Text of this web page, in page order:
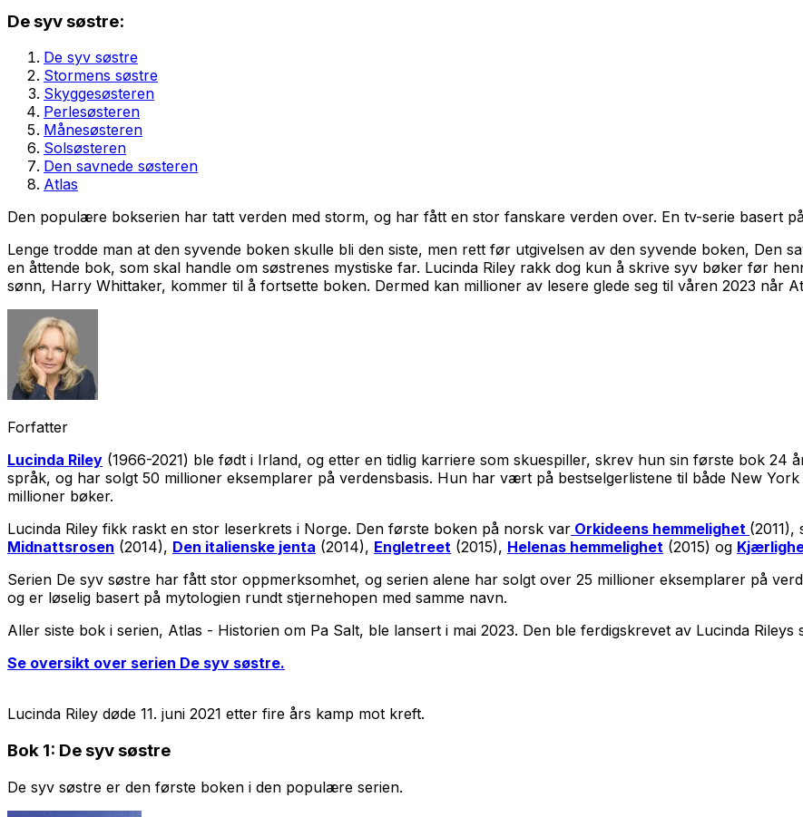
De syv søstre:
De syv søstre
Stormens søstre
Skyggesøsteren
Perlesøsteren
Månesøsteren
Solsøsteren
Den savnede søsteren
Atlas
Den populære bokserien har tatt verden med storm, og har fått en stor fanskare verden over. En tv-serie basert
Lenge trodde man at den syvende boken skulle bli den siste, men rett før utgivelsen av den syvende boken, Den
en åttende bok, som skal handle om søstrenes mystiske far. Lucinda Riley rakk dog kun å skrive syv bøker før
sønn, Harry Whittaker, kommer til å fortsette boken. Dermed kan millioner av lesere glede seg til våren 2023 når
Forfatter
Lucinda Riley (1966-2021) ble født i Irland, og etter en tidlig karriere som skuespiller, skrev hun sin første bok 24
språk, og har solgt 50 millioner eksemplarer på verdensbasis. Hun har vært på bestselgerlistene til både New
millioner bøker.
Lucinda Riley fikk raskt en stor leserkrets i Norge. Den første boken på norsk var Orkideens hemmelighet (2011),
Midnattsrosen (2014), Den italienske jenta (2014), Engletreet (2015), Helenas hemmelighet (2015) og
Serien De syv søstre har fått stor oppmerksomhet, og serien alene har solgt over 25 millioner eksemplarer på
og er løselig basert på mytologien rundt stjernehopen med samme navn.
Aller siste bok i serien, Atlas - Historien om Pa Salt, ble lansert i mai 2023. Den ble ferdigskrevet av Lucinda
Se oversikt over serien De syv søstre.
Lucinda Riley døde 11. juni 2021 etter fire års kamp mot kreft.
Bok 1: De syv søstre
De syv søstre er den første boken i den populære serien.